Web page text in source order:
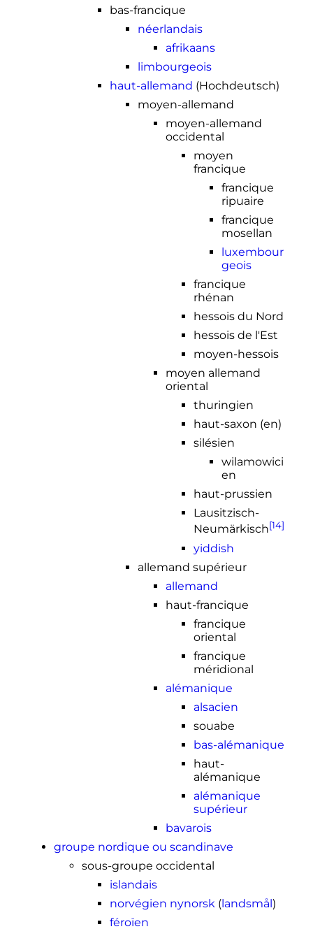
bas-francique
néerlandais
afrikaans
limbourgeois
haut-allemand (Hochdeutsch)
moyen-allemand
moyen-allemand
occidental
moyen
francique
francique
ripuaire
francique
mosellan
luxembour
geois
francique
rhénan
hessois du Nord
hessois de l'Est
moyen-hessois
moyen allemand
oriental
thuringien
haut-saxon (en)
silésien
wilamowici
en
haut-prussien
Lausitzisch-
Neumärkisch[14]
yiddish
allemand supérieur
allemand
haut-francique
francique
oriental
francique
méridional
alémanique
alsacien
souabe
bas-alémanique
haut-
alémanique
alémanique
supérieur
bavarois
groupe nordique ou scandinave
sous-groupe occidental
islandais
norvégien nynorsk (landsmål)
féroïen